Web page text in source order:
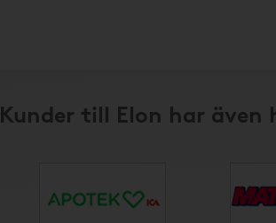
Kunder till Elon har även